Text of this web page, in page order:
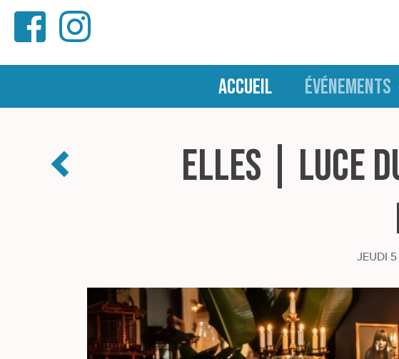
ACCUEIL ÉVÉNEMENTS
ELLES | Luce
JEUDI